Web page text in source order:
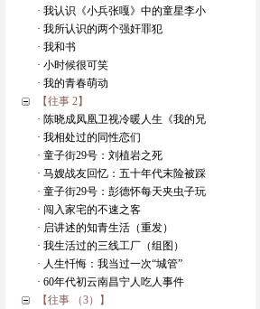
· 我认识《小兵张嘎》中的童星李小
· 我所认识的两个强奸罪犯
· 我和书
· 小时候很可笑
· 我的青春萌动
【往事 2】
· 陈晓成凤凰卫视冷暖人生《我的兄
· 我相处过的同性恋们
· 童子街29号：刘植岩之死
· 马嫂战友回忆：五十年代末险被踩
· 童子街29号：彭德怀每天夹虫子玩
· 闯入家宅的不速之客
· 启讲述的知青生活（重发）
· 我生活过的三线工厂（组图）
· 人生忏悔：我当过一次“城管”
· 60年代初云南昌宁人吃人事件
【往事 （3）】